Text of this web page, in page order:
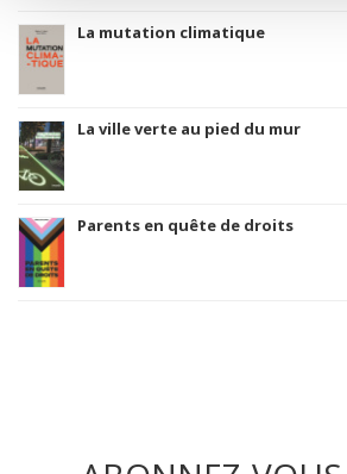
La mutation climatique
La ville verte au pied du mur
Parents en quête de droits